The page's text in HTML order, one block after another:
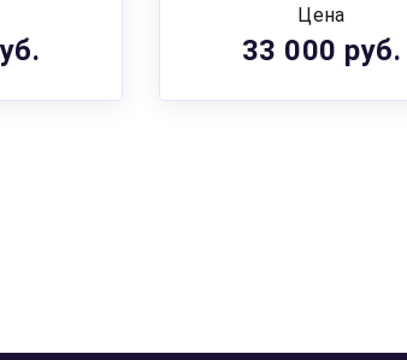
Цена
33 000 руб.